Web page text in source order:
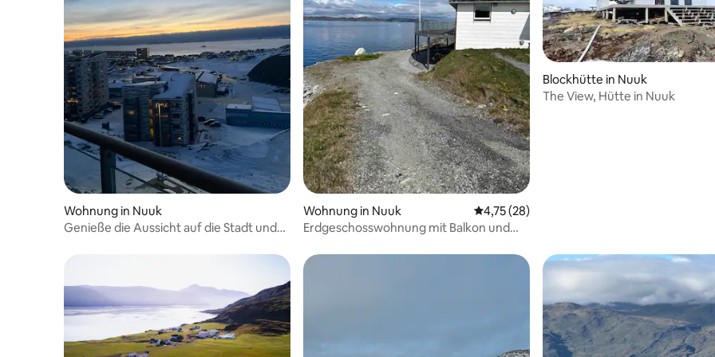
Wohnung in Nuuk
Genieße die Aussicht auf die Stadt und
Wohnung in Nuuk Durchschnittliche Bewertung: 4,75 von 5,
4,75 (28)
Erdgeschosswohnung mit Balkon und
Blockhütte in Nuuk
The View, Hütte in Nuuk